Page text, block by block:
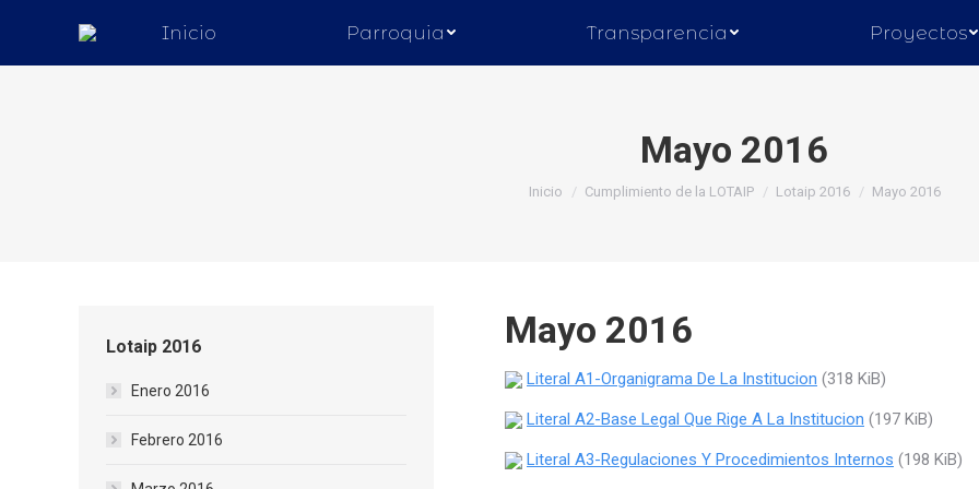
Inicio Parroquia Transparencia Proyectos
Mayo 2016
Inicio Cumplimiento de la LOTAIP Lotaip 2016 Mayo 2016
Mayo 2016
Literal A1-Organigrama De La Institucion (318 KiB)
Literal A2-Base Legal Que Rige A La Institucion (197 KiB)
Literal A3-Regulaciones Y Procedimientos Internos (198 KiB)
Lotaip 2016
Enero 2016
Febrero 2016